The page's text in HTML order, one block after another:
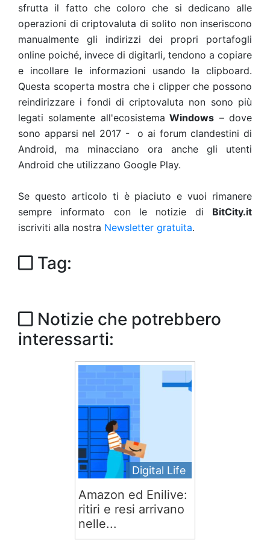
sfrutta il fatto che coloro che si dedicano alle
operazioni di criptovaluta di solito non inseriscono
manualmente gli indirizzi dei propri portafogli
online poiché, invece di digitarli, tendono a copiare
e incollare le informazioni usando la clipboard.
Questa scoperta mostra che i clipper che possono
reindirizzare i fondi di criptovaluta non sono più
legati solamente all'ecosistema Windows – dove
sono apparsi nel 2017 - o ai forum clandestini di
Android, ma minacciano ora anche gli utenti
Android che utilizzano Google Play.
Se questo articolo ti è piaciuto e vuoi rimanere
sempre informato con le notizie di BitCity.it
iscriviti alla nostra Newsletter gratuita.
Tag:
Notizie che potrebbero
interessarti:
Digital Life
Amazon ed Enilive:
ritiri e resi arrivano
nelle...